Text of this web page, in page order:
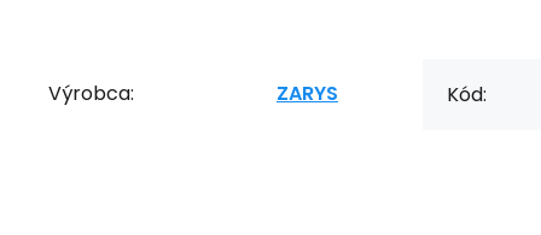
Výrobca: ZARYS Kód: